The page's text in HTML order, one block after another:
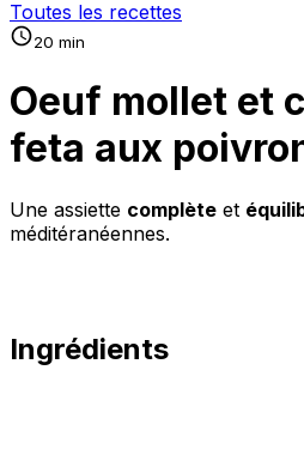
Toutes les recettes
20 min
Oeuf mollet et
feta aux
Une assiette complète et
méditéranéennes.
Ingrédients